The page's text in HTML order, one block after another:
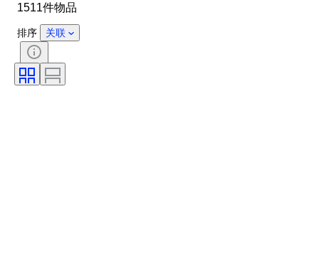
课题
比例
铁路公司
原创作品／复制品
1511件物品
排序 关联